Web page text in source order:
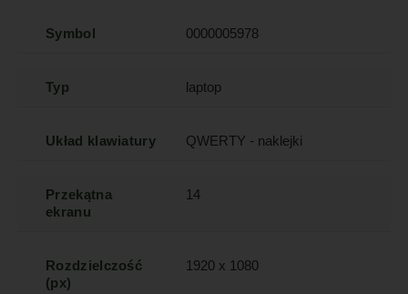
Symbol 0000005978
Typ laptop
Układ klawiatury QWERTY - naklejki
Przekątna
ekranu
14
Rozdzielczość
(px)
1920 x 1080